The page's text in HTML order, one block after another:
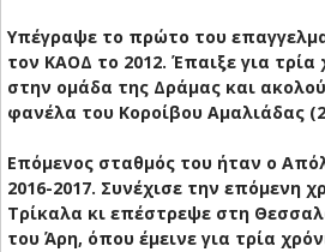
Υπέγραψε το πρώτο του
τον ΚΑΟΔ το 2012. Έπαιξε για τρία
στην ομάδα της Δράμας και
φανέλα του Κοροίβου Αμαλιάδας
Επόμενος σταθμός του ήταν ο
2016-2017. Συνέχισε την επόμενη
Τρίκαλα κι επέστρεψε στη
του Άρη, όπου έμεινε για τρία